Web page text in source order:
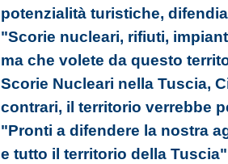
potenzialità turistiche,
"Scorie nucleari, rifiuti,
ma che volete da questo
Scorie Nucleari nella Tuscia,
contrari, il territorio verrebbe
"Pronti a difendere la nostra
e tutto il territorio della Tuscia"